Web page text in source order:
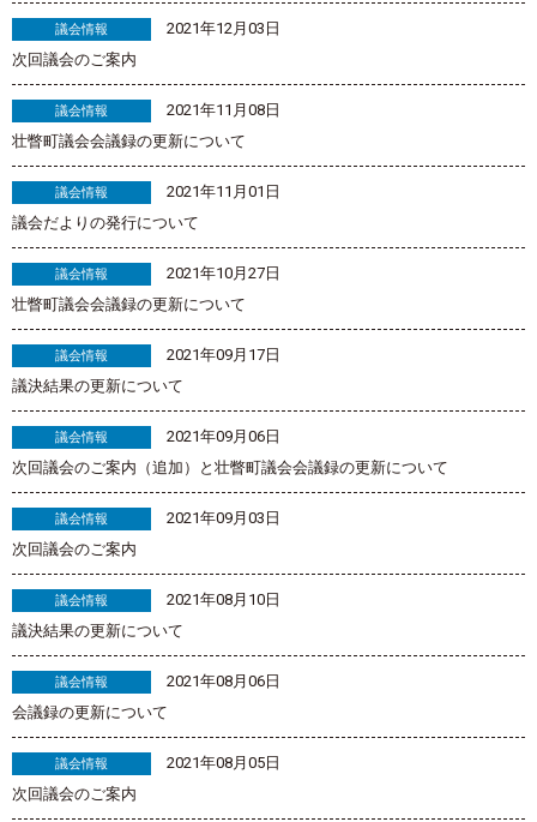
議会情報
2021年12月03日
次回議会のご案内
議会情報
2021年11月08日
壮瞥町議会会議録の更新について
議会情報
2021年11月01日
議会だよりの発行について
議会情報
2021年10月27日
壮瞥町議会会議録の更新について
議会情報
2021年09月17日
議決結果の更新について
議会情報
2021年09月06日
次回議会のご案内（追加）と壮瞥町議会会議録の更新について
議会情報
2021年09月03日
次回議会のご案内
議会情報
2021年08月10日
議決結果の更新について
議会情報
2021年08月06日
会議録の更新について
議会情報
2021年08月05日
次回議会のご案内